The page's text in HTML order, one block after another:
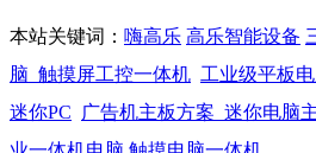
本站关键词： 嗨高乐 高乐智能设备
脑 触摸屏工控一体机 工业级平板
迷你PC
广告机主板方案 迷你电脑